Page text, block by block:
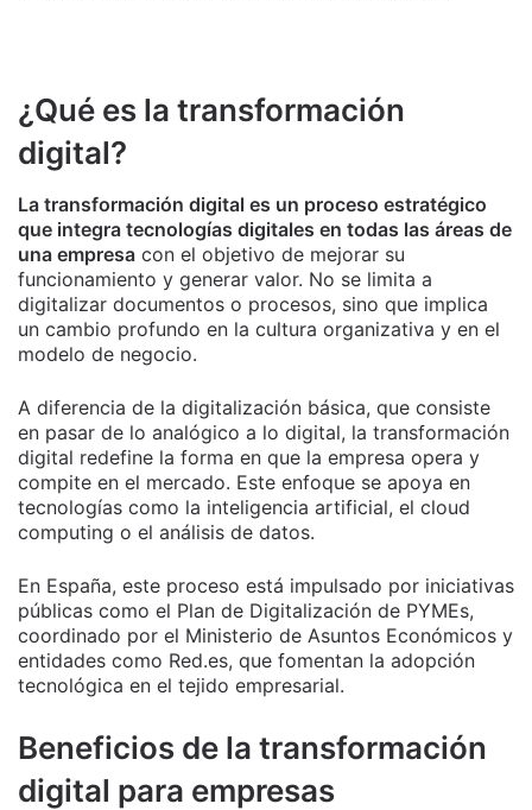
¿Qué es la transformación
digital?
La transformación digital es un proceso estratégico
que integra tecnologías digitales en todas las áreas de
una empresa con el objetivo de mejorar su
funcionamiento y generar valor. No se limita a
digitalizar documentos o procesos, sino que implica
un cambio profundo en la cultura organizativa y en el
modelo de negocio.
A diferencia de la digitalización básica, que consiste
en pasar de lo analógico a lo digital, la transformación
digital redefine la forma en que la empresa opera y
compite en el mercado. Este enfoque se apoya en
tecnologías como la inteligencia artificial, el cloud
computing o el análisis de datos.
En España, este proceso está impulsado por iniciativas
públicas como el Plan de Digitalización de PYMEs,
coordinado por el Ministerio de Asuntos Económicos y
entidades como Red.es, que fomentan la adopción
tecnológica en el tejido empresarial.
Beneficios de la transformación
digital para empresas